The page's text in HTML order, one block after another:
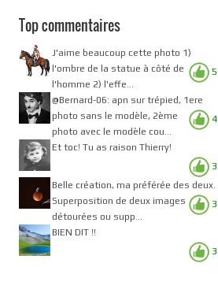
Top commentaires
5
J'aime beaucoup cette photo 1)
l'ombre de la statue à côté de
l'homme 2) l'effe...
4
@Bernard-06: apn sur trépied, 1ere
photo sans le modèle, 2ème
photo avec le modèle cou...
3
Et toc! Tu as raison Thierry!
3
Belle création, ma préférée des deux.
Superposition de deux images
détourées ou supp...
3
BIEN DIT !!